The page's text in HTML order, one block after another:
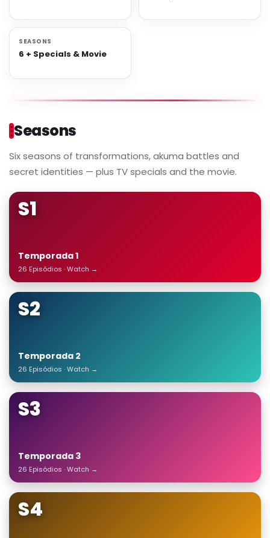
SEASONS
6 + Specials & Movie
Seasons
Six seasons of transformations, akuma battles and
secret identities — plus TV specials and the movie.
S1
Temporada 1
26 Episódios · Watch →
S2
Temporada 2
26 Episódios · Watch →
S3
Temporada 3
26 Episódios · Watch →
S4